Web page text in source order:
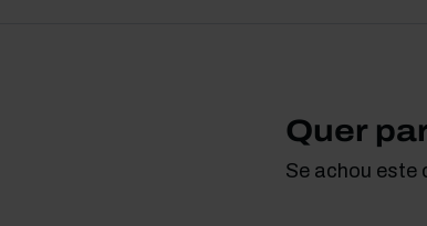
Quer
Se achou este